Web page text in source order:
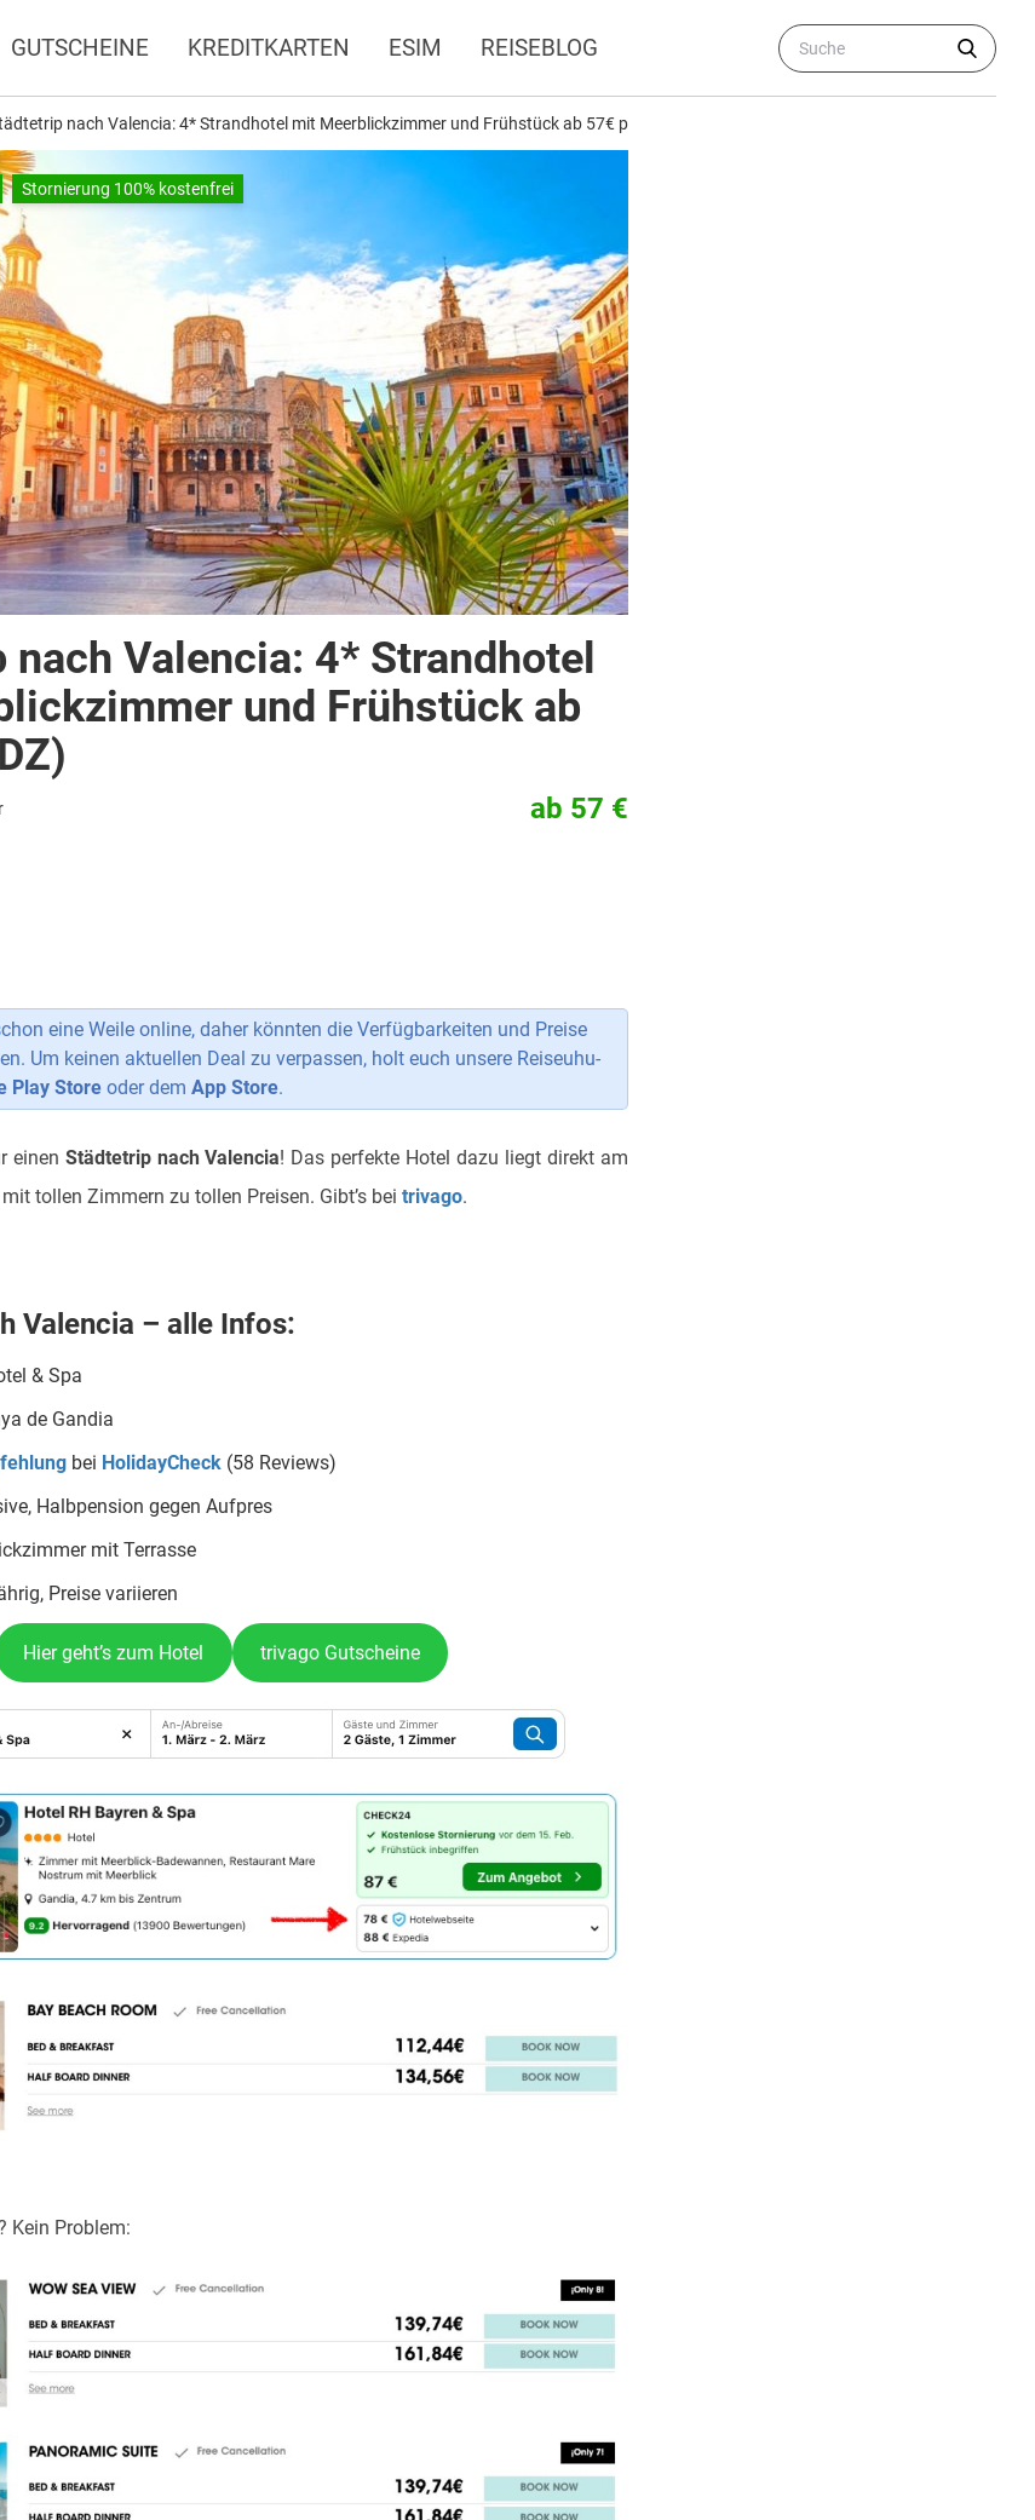
GUTSCHEINE KREDITKARTEN ESIM REISEBLOG
nach Valencia: 4* Strandhotel mit Meerblickzimmer und Frühstück ab 57€ p.P. (DZ)
Stornierung 100% kostenfrei
Valencia: 4* Strandhotel
und Frühstück ab
ab 57 €
eine Weile online, daher könnten die Verfügbarkeiten und Preise
Um keinen aktuellen Deal zu verpassen, holt euch unsere Reiseuhu-
Play Store oder dem App Store.
einen Städtetrip nach Valencia! Das perfekte Hotel dazu liegt direkt am
tollen Zimmern zu tollen Preisen. Gibt’s bei trivago.
Valencia – alle Infos:
& Spa
de Gandia
bei HolidayCheck (58 Reviews)
Halbpension gegen Aufpres
mit Terrasse
Preise variieren
Hier geht’s zum Hotel trivago Gutscheine
Kein Problem: